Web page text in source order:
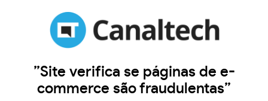
”Site verifica se páginas de e-
commerce são fraudulentas”